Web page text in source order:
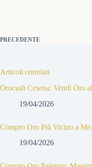
PRECEDENTE
Articoli correlati
Orocash Cesena: Vendi Oro
19/04/2026
Compro Oro Più Vicino a
19/04/2026